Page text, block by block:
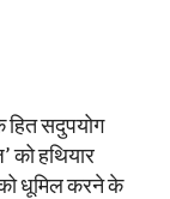
हित सदुपयोग
को हथियार
को धूमिल करने के